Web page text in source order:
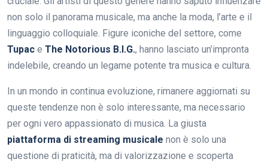
non solo il panorama musicale, ma anche la moda, l’arte e il
linguaggio colloquiale. Figure iconiche del settore, come
Tupac e The Notorious B.I.G., hanno lasciato un’impronta
indelebile, creando un legame potente tra musica e cultura.
In un mondo in continua evoluzione, rimanere aggiornati su
queste tendenze non è solo interessante, ma necessario
per ogni vero appassionato di musica. La giusta
piattaforma di streaming musicale non è solo una
questione di praticità, ma di valorizzazione e scoperta